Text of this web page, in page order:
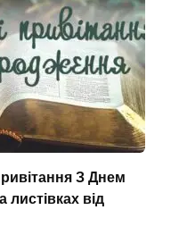
З Днем
листівках від